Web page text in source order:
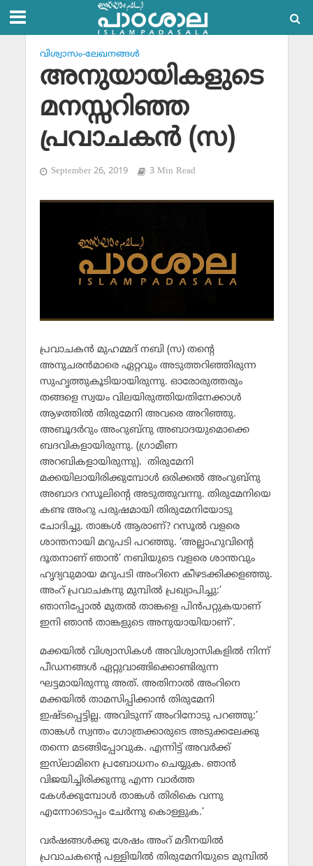
വിശ്വാസം-ലേഖനങ്ങള്‍
അനുയായികളുടെ
മനസ്സറിഞ്ഞ
പ്രവാചകന്‍ (സ)
September 26, 2019 3 Min Read
പ്രവാചകന്‍ മുഹമ്മദ് നബി (സ) തന്റെ
അനുചരന്‍മാരെ ഏറ്റവും അടുത്തറിഞ്ഞിരുന്ന
സുഹൃത്തുകൂടിയായിരുന്നു. ഓരോരുത്തരും
തങ്ങളെ സ്വയം വിലയിരുത്തിയതിനേക്കാള്‍
ആഴത്തില്‍ തിരുമേനി അവരെ അറിഞ്ഞു.
അബൂദര്‍റും അംറുബ്‌നു അബാദയുമൊക്കെ
ബദവികളായിരുന്നു. (ഗ്രാമീണ
അറബികളായിരുന്നു). തിരുമേനി
മക്കയിലായിരിക്കുമ്പോള്‍ ഒരിക്കല്‍ അംറുബ്‌നു
അബാദ റസൂലിന്റെ അടുത്തുവന്നു. തിരുമേനിയെ
കണ്ട അംറു പരുഷമായി തിരുമേനിയോടു
ചോദിച്ചു. താങ്കള്‍ ആരാണ്? റസൂല്‍ വളരെ
ശാന്തനായി മറുപടി പറഞ്ഞു. ‘അല്ലാഹുവിന്റെ
ദൂതനാണ് ഞാന്‍’ നബിയുടെ വളരെ ശാന്തവും
ഹൃദ്യവുമായ മറുപടി അംറിനെ കീഴടക്കിക്കളഞ്ഞു.
അംറ് പ്രവാചകനു മുമ്പില്‍ പ്രഖ്യാപിച്ചു:’
ഞാനിപ്പോല്‍ മുതല്‍ താങ്കളെ പിന്‍പറ്റുകയാണ്
ഇനി ഞാന്‍ താങ്കളുടെ അനുയായിയാണ്’.
മക്കയില്‍ വിശ്വാസികള്‍ അവിശ്വാസികളില്‍ നിന്ന്
പീഡനങ്ങള്‍ ഏറ്റുവാങ്ങിക്കൊണ്ടിരുന്ന
ഘട്ടമായിരുന്നു അത്. അതിനാല്‍ അംറിനെ
മക്കയില്‍ താമസിപ്പിക്കാന്‍ തിരുമേനി
ഇഷ്ടപ്പെട്ടില്ല. അവിടുന്ന് അംറിനോടു പറഞ്ഞു:’
താങ്കള്‍ സ്വന്തം ഗോത്രക്കാരുടെ അടുക്കലേക്കു
തന്നെ മടങ്ങിപ്പോവുക. എന്നിട്ട് അവര്‍ക്ക്
ഇസ്‌ലാമിനെ പ്രബോധനം ചെയ്യുക. ഞാന്‍
വിജയിച്ചിരിക്കുന്നു എന്ന വാര്‍ത്ത
കേള്‍ക്കുമ്പോള്‍ താങ്കള്‍ തിരികെ വന്നു
എന്നോടൊപ്പം ചേര്‍ന്നു കൊള്ളുക.’
വര്‍ഷങ്ങള്‍ക്കു ശേഷം അംറ് മദീനയില്‍
പ്രവാചകന്റെ പള്ളിയില്‍ തിരുമേനിയുടെ മുമ്പില്‍